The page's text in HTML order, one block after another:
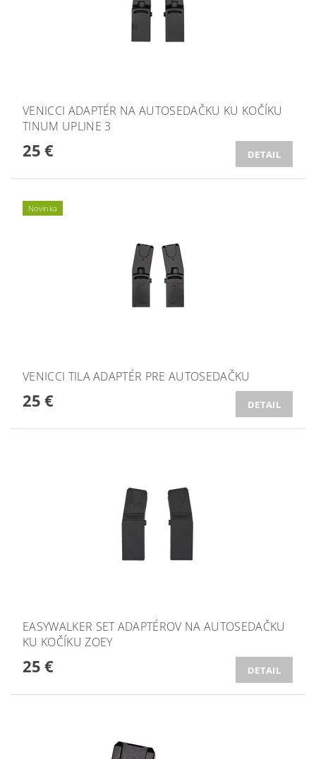
VENICCI ADAPTÉR NA AUTOSEDAČKU KU KOČÍKU
TINUM UPLINE 3
25 € DETAIL
Novinka
VENICCI TILA ADAPTÉR PRE AUTOSEDAČKU
25 € DETAIL
EASYWALKER SET ADAPTÉROV NA AUTOSEDAČKU
KU KOČÍKU ZOEY
25 € DETAIL